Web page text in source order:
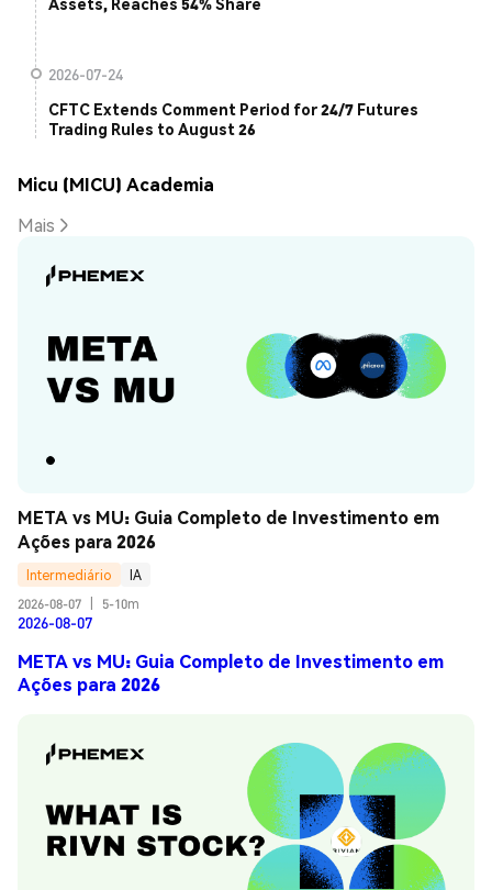
2026-07-24
CFTC Extends Comment Period for 24/7 Futures
Trading Rules to August 26
Micu (MICU) Academia
Mais
META vs MU: Guia Completo de Investimento em
Ações para 2026
Intermediário
IA
2026-08-07
5-10m
2026-08-07
META vs MU: Guia Completo de Investimento em
Ações para 2026